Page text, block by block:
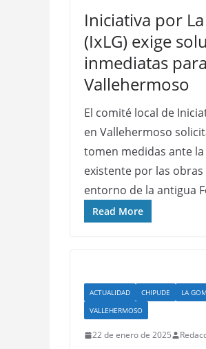
Iniciativa por
(IxLG) exige
inmediatas
Vallehermoso
El comité local de
en Vallehermoso
tomen medidas ante
existente por las obras
entorno de la antigua
Read More
ACTUALIDAD CHIPUDE LA
VALLEHERMOSO
22 de enero de 2025